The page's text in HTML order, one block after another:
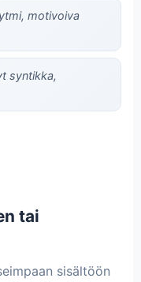
motivoiva
syntikka,
tai
sisältöön